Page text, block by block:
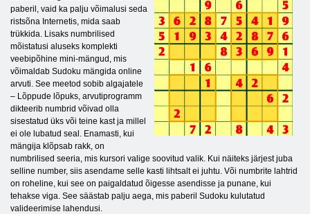
paberil, vaid ka palju võimalusi seda
ristsõna Internetis, mida saab
trükkida. Lisaks numbrilised
mõistatusi aluseks komplekti
veebipõhine mini-mängud, mis
võimaldab Sudoku mängida online
arvuti. See meetod sobib algajatele
– Lõppude lõpuks, arvutiprogramm
dikteerib numbrid võivad olla
sisestatud üks või teine ​​kast ja millel
ei ole lubatud seal. Enamasti, kui
mängija klõpsab rakk, on
numbrilised seeria, mis kursori valige soovitud valik. Kui näiteks järjest juba
selline number, siis asendame selle kasti lihtsalt ei juhtu. Või numbrite lahtrid
on roheline, kui see on paigaldatud õigesse asendisse ja punane, kui
tehakse viga. See säästab palju aega, mis paberil Sudoku kulutatud
valideerimise lahendusi.